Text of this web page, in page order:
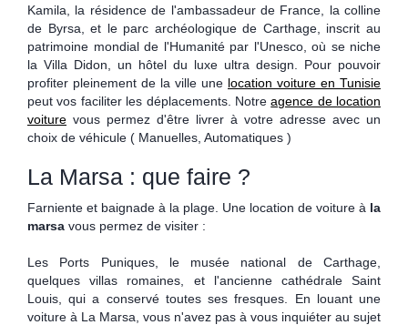
Kamila, la résidence de l'ambassadeur de France, la colline
de Byrsa, et le parc archéologique de Carthage, inscrit au
patrimoine mondial de l'Humanité par l'Unesco, où se niche
la Villa Didon, un hôtel du luxe ultra design. Pour pouvoir
profiter pleinement de la ville une location voiture en Tunisie
peut vos faciliter les déplacements. Notreagence de location
voiture vous permez d'être livrer à votre adresse avec un
choix de véhicule ( Manuelles, Automatiques )
La Marsa : que faire ?
Farniente et baignade à la plage. Une location de voiture à la
marsa vous permez de visiter :
Les Ports Puniques, le musée national de Carthage,
quelques villas romaines, et l'ancienne cathédrale Saint
Louis, qui a conservé toutes ses fresques. En louant une
voiture à La Marsa, vous n'avez pas à vous inquiéter au sujet